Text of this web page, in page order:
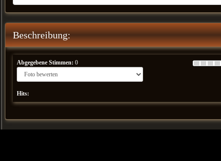
Beschreibung:
Abgegebene Stimmen: 0
Hits: